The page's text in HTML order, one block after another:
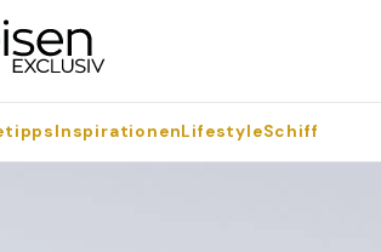
InspirationenLifestyleSchiff